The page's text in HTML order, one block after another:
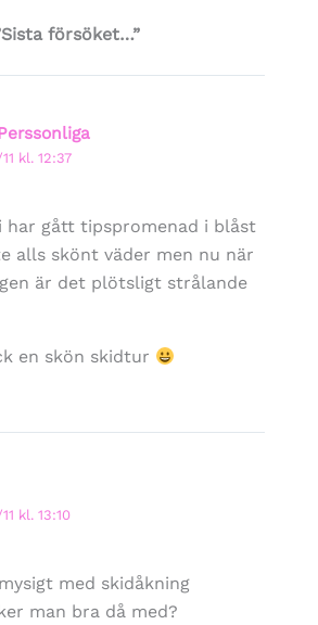
försöket…”
kl. 12:37
har gått tipspromenad i blåst
alls skönt väder men nu när
är det plötsligt strålande
en skön skidtur
kl. 13:10
med skidåkning
man bra då med?